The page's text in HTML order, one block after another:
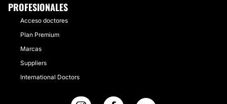
PROFESIONALES
Acceso doctores
Plan Premium
Marcas
Suppliers
International Doctors